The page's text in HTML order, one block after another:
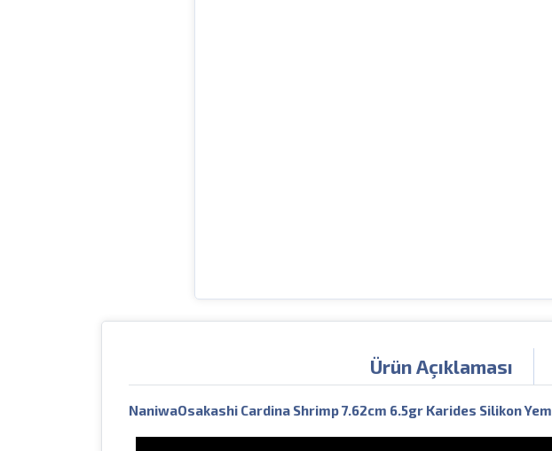
Ürün Açıklaması
NaniwaOsakashi Cardina Shrimp 7.62cm 6.5gr Karides Silikon Yem